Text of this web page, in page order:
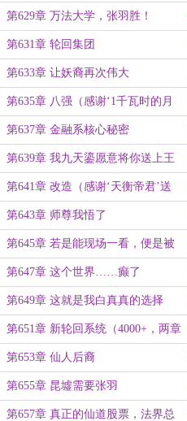
第629章 万法大学，张羽胜！
第631章 轮回集团
第633章 让妖裔再次伟大
第635章 八强（感谢‘1千瓦时的月
光’给张羽转账10次）
第637章 金融系核心秘密
第639章 我九天鎏愿意将你送上王
座（感谢‘JeremyGin’盟主）
第641章 改造（感谢‘天衡帝君’送
白真真10双丝袜）
第643章 师尊我悟了
第645章 若是能现场一看，便是被
抓去免费加班也值啦
第647章 这个世界……癫了
啊！！！
第649章 这就是我白真真的选择
（两章合一6千）
第651章 新轮回系统（4000+，两章
共7100+）
第653章 仙人后裔
第655章 昆墟需要张羽
第657章 真正的仙道股票，法界总